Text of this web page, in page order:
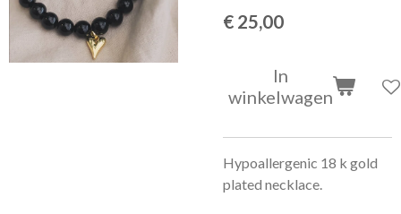
€ 25,00
In
winkelwagen
Hypoallergenic 18 k gold
plated necklace.